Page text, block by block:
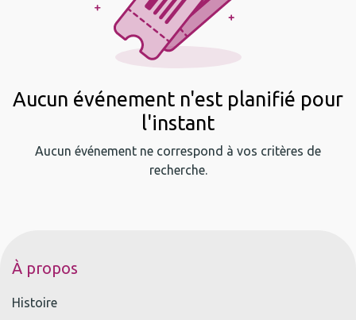
Aucun événement n'est planifié pour
l'instant
Aucun événement ne correspond à vos critères de
recherche.
À propos
Histoire